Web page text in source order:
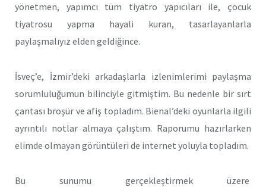
yönetmen, yapımcı tüm tiyatro yapıcıları ile, çocuk
tiyatrosu yapma hayali kuran, tasarlayanlarla
paylaşmalıyız elden geldiğince.
İsveç’e, İzmir’deki arkadaşlarla izlenimlerimi paylaşma
sorumluluğumun bilinciyle gitmiştim. Bu nedenle bir sırt
çantası broşür ve afiş topladım. Bienal’deki oyunlarla ilgili
ayrıntılı notlar almaya çalıştım. Raporumu hazırlarken
elimde olmayan görüntüleri de internet yoluyla topladım.
Bu sunumu gerçekleştirmek üzere